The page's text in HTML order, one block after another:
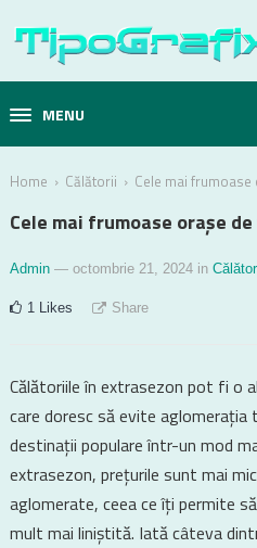
MENU
Home › Călătorii › Cele mai
Cele mai frumoase orașe
Admin — octombrie 21, 2024 in
1 Likes Share
Călătoriile în extrasezon pot fi o
care doresc să evite aglomerația
destinații populare într-un mod
extrasezon, prețurile sunt mai
aglomerate, ceea ce îți permite
mult mai liniștită. Iată câteva